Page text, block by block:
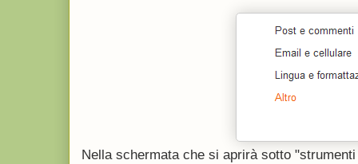
Nella schermata che si aprirà sotto